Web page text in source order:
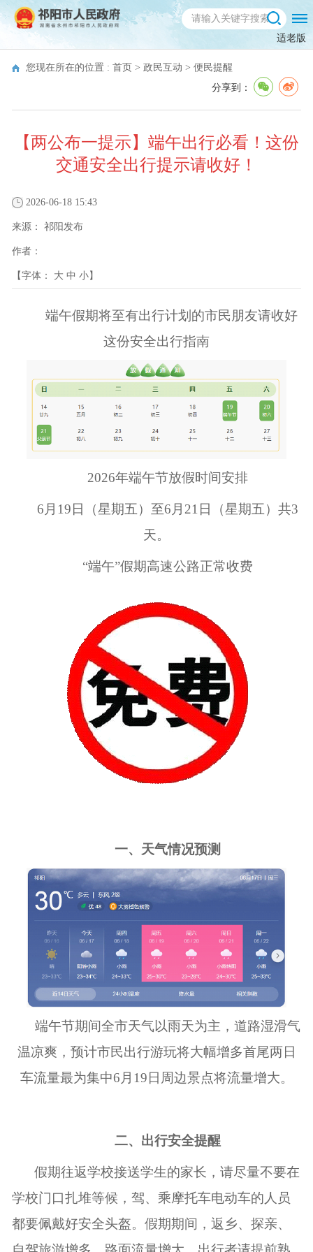
适老版
您现在所在的位置 : 首页 > 政民互动 > 便民提醒
分享到：
【两公布一提示】端午出行必看！这份
交通安全出行提示请收好！
2026-06-18 15:43
来源： 祁阳发布
作者：
【字体： 大 中 小】
端午假期将至有出行计划的市民朋友请收好
这份安全出行指南
2026年端午节放假时间安排
6 月 19日（星期五）至6 月 21 日（星期五）共3
天。
“端午”假期高速公路正常收费
一、天气情况预测
端午节期间全市天气以雨天为主，道路湿滑气
温凉爽，预计市民出行游玩将大幅增多首尾两日
车流量最为集中6月 19 日周边景点将流量增大。
二、出行安全提醒
假期往返学校接送学生的家长，请尽量不要在
学校门口扎堆等候，驾、乘摩托车电动车的人员
都要佩戴好安全头盔。假期期间，返乡、探亲、